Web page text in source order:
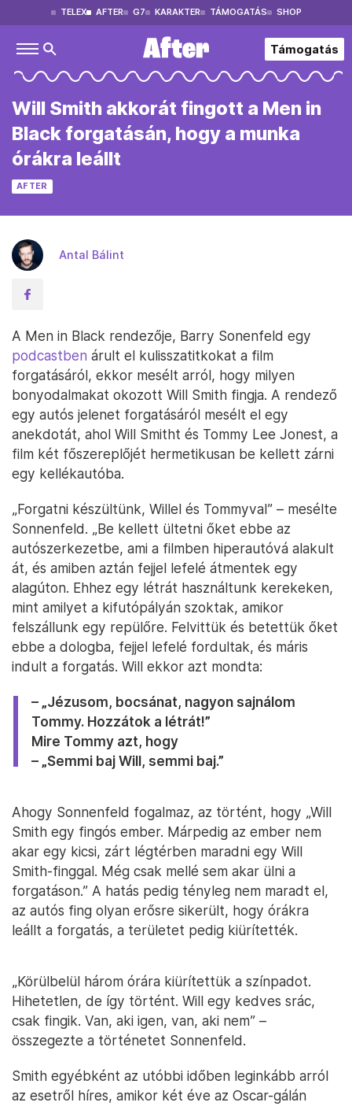
TELEX AFTER G7 KARAKTER TÁMOGATÁS SHOP
Támogatás
Will Smith akkorát fingott a Men in
Black forgatásán, hogy a munka
órákra leállt
AFTER
Antal Bálint
A Men in Black rendezője, Barry Sonenfeld egy
podcastben árult el kulisszatitkokat a film
forgatásáról, ekkor mesélt arról, hogy milyen
bonyodalmakat okozott Will Smith fingja. A rendező
egy autós jelenet forgatásáról mesélt el egy
anekdotát, ahol Will Smitht és Tommy Lee Jonest, a
film két főszereplőjét hermetikusan be kellett zárni
egy kellékautóba.
„Forgatni készültünk, Willel és Tommyval” – mesélte
Sonnenfeld. „Be kellett ültetni őket ebbe az
autószerkezetbe, ami a filmben hiperautóvá alakult
át, és amiben aztán fejjel lefelé átmentek egy
alagúton. Ehhez egy létrát használtunk kerekeken,
mint amilyet a kifutópályán szoktak, amikor
felszállunk egy repülőre. Felvittük és betettük őket
ebbe a dologba, fejjel lefelé fordultak, és máris
indult a forgatás. Will ekkor azt mondta:
– „Jézusom, bocsánat, nagyon sajnálom
Tommy. Hozzátok a létrát!”
Mire Tommy azt, hogy
– „Semmi baj Will, semmi baj.”
Ahogy Sonnenfeld fogalmaz, az történt, hogy „Will
Smith egy fingós ember. Márpedig az ember nem
akar egy kicsi, zárt légtérben maradni egy Will
Smith-finggal. Még csak mellé sem akar ülni a
forgatáson.” A hatás pedig tényleg nem maradt el,
az autós fing olyan erősre sikerült, hogy órákra
leállt a forgatás, a területet pedig kiürítették.
„Körülbelül három órára kiürítettük a színpadot.
Hihetetlen, de így történt. Will egy kedves srác,
csak fingik. Van, aki igen, van, aki nem” –
összegezte a történetet Sonnenfeld.
Smith egyébként az utóbbi időben leginkább arról
az esetről híres, amikor két éve az Oscar-gálán